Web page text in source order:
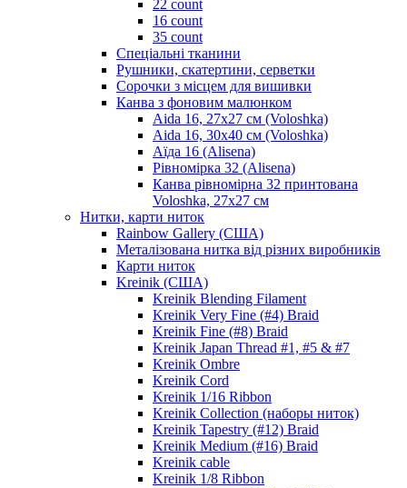
22 count
16 count
35 count
Спеціальні тканини
Рушники, скатертини, серветки
Сорочки з місцем для вишивки
Канва з фоновим малюнком
Aida 16, 27х27 см (Voloshka)
Aida 16, 30х40 см (Voloshka)
Аїда 16 (Alisena)
Рівномірка 32 (Alisena)
Канва рівномірна 32 принтована
Voloshka, 27х27 см
Нитки, карти ниток
Rainbow Gallery (США)
Металізована нитка від різних виробників
Карти ниток
Kreinik (США)
Kreinik Blending Filament
Kreinik Very Fine (#4) Braid
Kreinik Fine (#8) Braid
Kreinik Japan Thread #1, #5 & #7
Kreinik Ombre
Kreinik Cord
Kreinik 1/16 Ribbon
Kreinik Collection (наборы ниток)
Kreinik Tapestry (#12) Braid
Kreinik Medium (#16) Braid
Kreinik cable
Kreinik 1/8 Ribbon